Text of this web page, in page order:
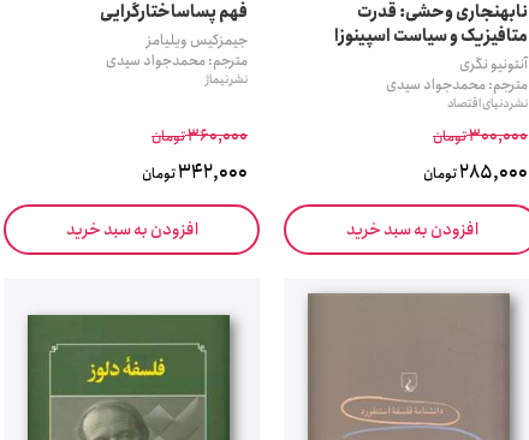
نابهنجاری وحشی: قدرت
متافیزیک و سیاست اسپینوزا
آنتونیو نگری
مترجم: محمدجواد سیدی
نشر دنیای اقتصاد
300,000تومان
285,000تومان
افزودن به سبد خرید
فهم پساساختارگرایی
جیمزکیس ویلیامز
مترجم: محمدجواد سیدی
نشر نیماژ
360,000تومان
342,000تومان
افزودن به سبد خرید